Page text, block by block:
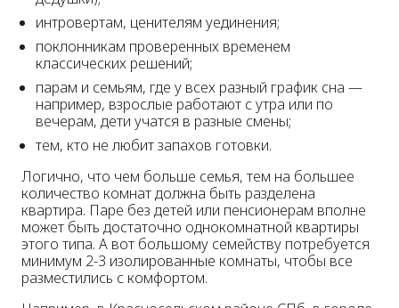
интровертам, ценителям уединения;
поклонникам проверенных временем
классических решений;
парам и семьям, где у всех разный график сна —
например, взрослые работают с утра или по
вечерам, дети учатся в разные смены;
тем, кто не любит запахов готовки.
Логично, что чем больше семья, тем на большее
количество комнат должна быть разделена
квартира. Паре без детей или пенсионерам вполне
может быть достаточно однокомнатной квартиры
этого типа. А вот большому семейству потребуется
минимум 2-3 изолированные комнаты, чтобы все
разместились с комфортом.